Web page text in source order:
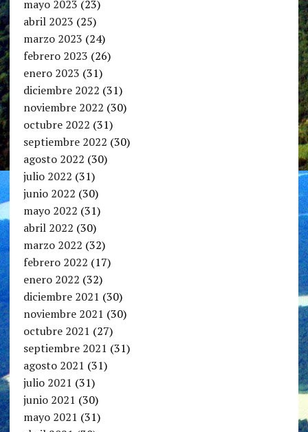
mayo 2023 (23)
abril 2023 (25)
marzo 2023 (24)
febrero 2023 (26)
enero 2023 (31)
diciembre 2022 (31)
noviembre 2022 (30)
octubre 2022 (31)
septiembre 2022 (30)
agosto 2022 (30)
julio 2022 (31)
junio 2022 (30)
mayo 2022 (31)
abril 2022 (30)
marzo 2022 (32)
febrero 2022 (17)
enero 2022 (32)
diciembre 2021 (30)
noviembre 2021 (30)
octubre 2021 (27)
septiembre 2021 (31)
agosto 2021 (31)
julio 2021 (31)
junio 2021 (30)
mayo 2021 (31)